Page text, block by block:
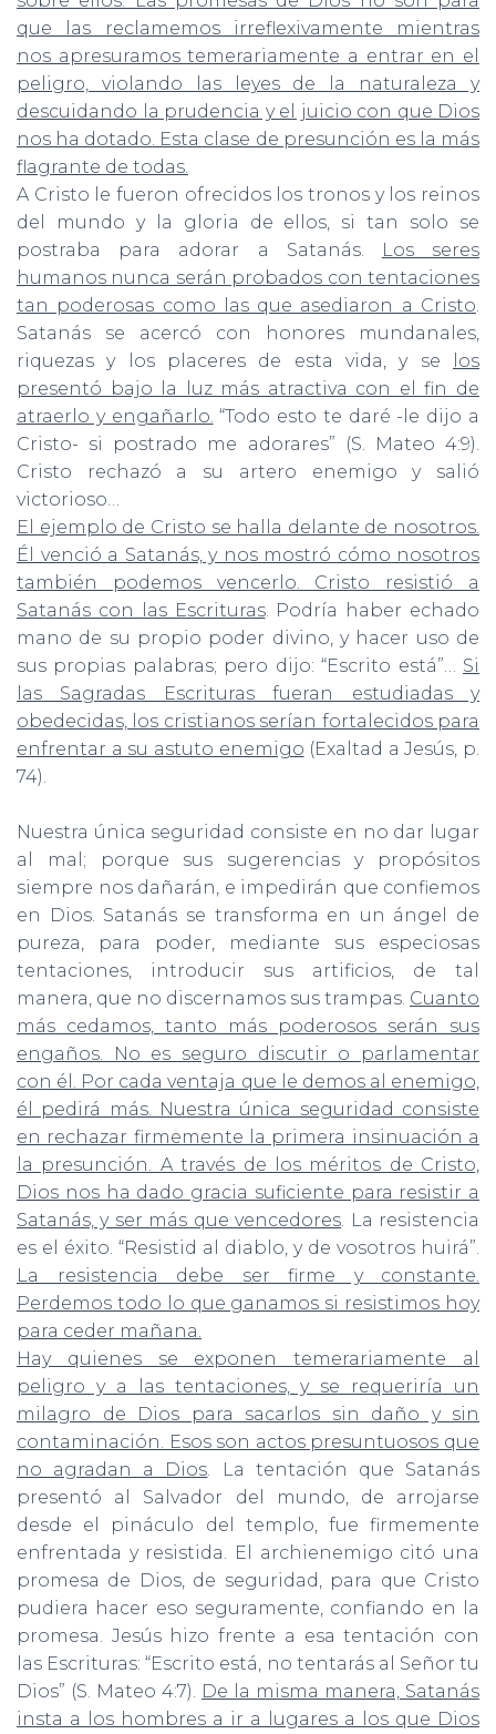
que las reclamemos irreflexivamente mientras
nos apresuramos temerariamente a entrar en el
peligro, violando las leyes de la naturaleza y
descuidando la prudencia y el juicio con que Dios
nos ha dotado. Esta clase de presunción es la más
flagrante de todas.
A Cristo le fueron ofrecidos los tronos y los reinos
del mundo y la gloria de ellos, si tan solo se
postraba para adorar a Satanás.
Los seres
humanos nunca serán probados con tentaciones
tan poderosas como las que asediaron a Cristo.
Satanás se acercó con honores mundanales,
riquezas y los placeres de esta vida, y se
los
presentó bajo la luz más atractiva con el fin de
atraerlo y engañarlo. “Todo esto te daré -le dijo a
Cristo- si postrado me adorares” (S. Mateo 4:9).
Cristo rechazó a su artero enemigo y salió
victorioso…
El ejemplo de Cristo se halla delante de nosotros.
Él venció a Satanás, y nos mostró cómo nosotros
también podemos vencerlo. Cristo resistió a
Satanás con las Escrituras. Podría haber echado
mano de su propio poder divino, y hacer uso de
sus propias palabras; pero dijo: “Escrito está”… Si
las Sagradas Escrituras fueran estudiadas y
obedecidas, los cristianos serían fortalecidos para
enfrentar a su astuto enemigo (Exaltad a Jesús, p.
74).
Nuestra única seguridad consiste en no dar lugar
al mal; porque sus sugerencias y propósitos
siempre nos dañarán, e impedirán que confiemos
en Dios. Satanás se transforma en un ángel de
pureza, para poder, mediante sus especiosas
tentaciones, introducir sus artificios, de tal
manera, que no discernamos sus trampas. Cuanto
más cedamos, tanto más poderosos serán sus
engaños. No es seguro discutir o parlamentar
con él. Por cada ventaja que le demos al enemigo,
él pedirá más. Nuestra única seguridad consiste
en rechazar firmemente la primera insinuación a
la presunción. A través de los méritos de Cristo,
Dios nos ha dado gracia suficiente para resistir a
Satanás, y ser más que vencedores. La resistencia
es el éxito. “Resistid al diablo, y de vosotros huirá”.
La resistencia debe ser firme y constante.
Perdemos todo lo que ganamos si resistimos hoy
para ceder mañana.
Hay quienes se exponen temerariamente al
peligro y a las tentaciones, y se requeriría un
milagro de Dios para sacarlos sin daño y sin
contaminación. Esos son actos presuntuosos que
no agradan a Dios. La tentación que Satanás
presentó al Salvador del mundo, de arrojarse
desde el pináculo del templo, fue firmemente
enfrentada y resistida. El archienemigo citó una
promesa de Dios, de seguridad, para que Cristo
pudiera hacer eso seguramente, confiando en la
promesa. Jesús hizo frente a esa tentación con
las Escrituras: “Escrito está, no tentarás al Señor tu
Dios” (S. Mateo 4:7). De la misma manera, Satanás
insta a los hombres a ir a lugares a los que Dios